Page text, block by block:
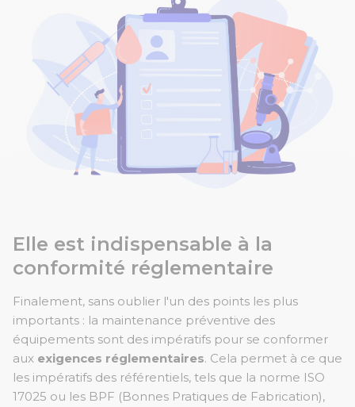
Elle est indispensable à la
conformité réglementaire
Finalement, sans oublier l'un des points les plus
importants : la maintenance préventive des
équipements sont des impératifs pour se conformer
aux exigences réglementaires. Cela permet à ce que
les impératifs des référentiels, tels que la norme ISO
17025 ou les BPF (Bonnes Pratiques de Fabrication),